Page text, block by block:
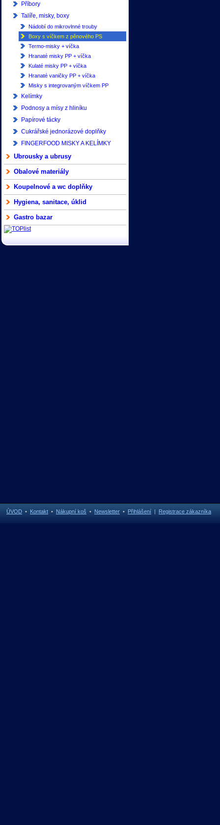
Příbory
Talíře, misky, boxy
Nádobí do mikrovlnné trouby
Boxy s víčkem z pěnového PS
Termo-misky + víčka
Hranaté misky PP + víčka
Kulaté misky PP + víčka
Hranaté vaničky PP + víčka
Misky s integrovaným víčkem PP
Kelímky
Podnosy a mísy z hliníku
Papírové tácky
Cukrářské jednorázové doplňky
FINGERFOOD MISKY A KELÍMKY
Ubrousky a ubrusy
Obalové materiály
Koupelnové a wc doplňky
Hygiena, sanitace, úklid
Gastro bazar
ÚVOD • Kontakt • Nákupní koš • Newsletter • Přihlášení | Registrace zákazníka